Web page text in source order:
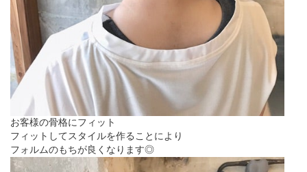
お客様の骨格にフィット
フィットしてスタイルを作ることにより
フォルムのもちが良くなります◎